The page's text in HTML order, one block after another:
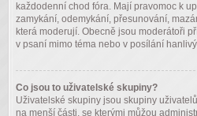
každodenní chod fóra. Mají pravomoc k
zamykání, odemykání, přesunování,
která moderují. Obecně jsou moderátoři
v psaní mimo téma nebo v posílání
Co jsou to uživatelské skupiny?
Uživatelské skupiny jsou skupiny
na menší části, se kterými můžou